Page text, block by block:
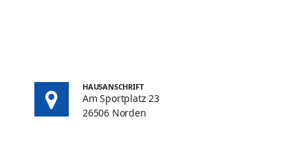
HAUSANSCHRIFT
Am Sportplatz 23
26506 Norden